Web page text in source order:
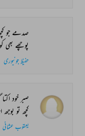
صدمے جو
پوچھے بھی
حفیظ جونپوری
صبر خود اکتا
کچھ تو بوجھ
یعقوب عثمانی